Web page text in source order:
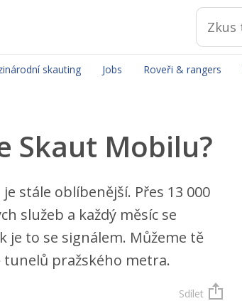
skauting Jobs Roveři & rangers
Skaut Mobilu?
stále oblíbenější. Přes 13 000
služeb a každý měsíc se
je to se signálem. Můžeme tě
pražského metra.
Sdílet